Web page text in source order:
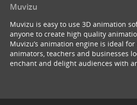
Muvizu
Muvizu is easy to use 3D animation
anyone to create high quality
Muvizu’s animation engine is ideal
animators, teachers and businesses
enchant and delight audiences with